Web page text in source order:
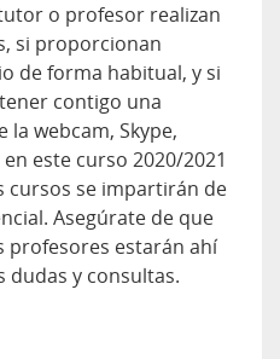
o profesor realizan
si proporcionan
de forma habitual, y si
contigo una
la webcam, Skype,
este curso 2020/2021
cursos se impartirán de
Asegúrate de que
estarán ahí
dudas y consultas.